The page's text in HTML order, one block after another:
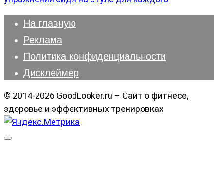
На главную
Реклама
Политика конфиденциальности
Дисклеймер
© 2014-2026 GoodLooker.ru – Сайт о фитнесе,
здоровье и эффективных тренировках